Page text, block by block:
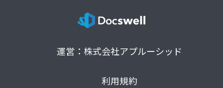
運営：株式会社アプルーシッド
利用規約